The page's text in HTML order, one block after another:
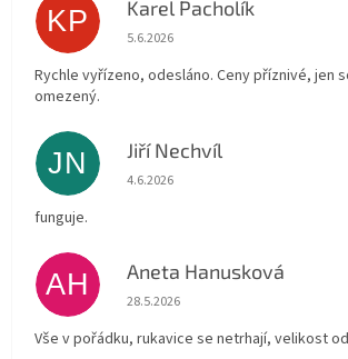
KP Karel Pacholík
Hodnocení obchodu je 4 z 5
5.6.2026
Rychle vyřízeno, odesláno. Ceny příznivé, jen
omezený.
JN Jiří Nechvíl
Hodnocení obchodu je 5 z 5
4.6.2026
funguje.
AH Aneta Hanusková
Hodnocení obchodu je 5 z 5
28.5.2026
Vše v pořádku, rukavice se netrhají, velikost